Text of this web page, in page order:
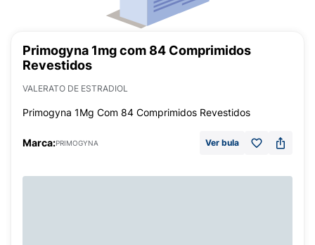
Primogyna 1mg com 84 Comprimidos
Revestidos
VALERATO DE ESTRADIOL
Primogyna 1Mg Com 84 Comprimidos Revestidos
Marca:PRIMOGYNA Ver bula